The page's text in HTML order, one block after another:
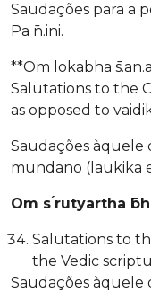
Saudações para a
Pa ̄n.ini.
**Om lokabha
Salutations to the
as opposed to
Saudações àquele
mundano (laukika
Om s ́rutyartha
Salutations to
the Vedic
Saudações àquele